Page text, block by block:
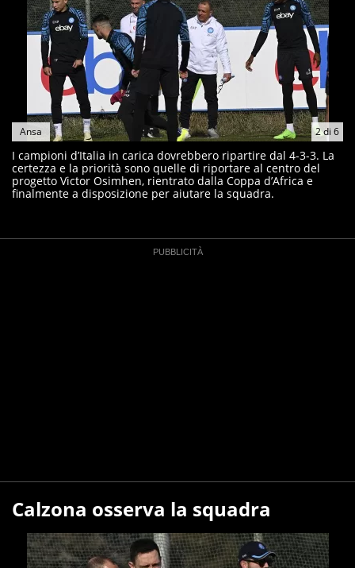
2di 6
Ansa
I campioni d’Italia in carica dovrebbero ripartire dal 4-3-3. La
certezza e la priorità sono quelle di riportare al centro del
progetto Victor Osimhen, rientrato dalla Coppa d’Africa e
finalmente a disposizione per aiutare la squadra.
Calzona osserva la squadra